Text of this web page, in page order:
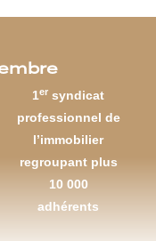
1er syndicat
professionnel de
l’immobilier
regroupant plus
10 000
adhérents